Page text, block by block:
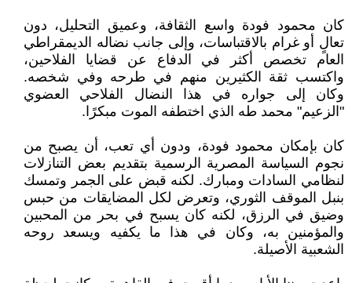
كان محمود فودة واسع الثقافة، وعميق التحليل، دون
تعالٍ أو غرام بالاقتباسات، وإلى جانب نضاله الديمقراطي
العام تخصص أكثر في الدفاع عن قضايا الفلاحين،
واكتسب ثقة الكثيرين منهم في طرحه وفي شخصه.
وكان إلى جواره في هذا النضال الفلاحي العضوي
"الزعيم" محمد طه الذي اختطفه الموت مبكرًا.
كان بإمكان محمود فودة، ودون أي تعب، أن يصبح من
نجوم السياسة المصرية الرسمية بتقديم بعض التنازلات
لنظامي السادات ومبارك. لكنه قبض على الجمر وتمسك
بنبل الموقف الثوري، وتعرض لكل المضايقات من حبس
وضيق في الرزق، لكنه كان يسبح في بحر من المحبين
والمؤمنين به، وكان في هذا ما يكفيه ويسعد روحه
الشعبية الأصيلة.